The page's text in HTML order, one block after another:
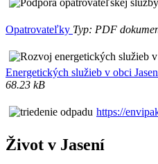
Opatrovateľky Typ: PDF
Energetických služieb v obci
68.23 kB
https://
Život v Jasení